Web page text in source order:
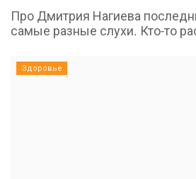
Про Дмитрия Нагиева
самые разные слухи. Кто-то
Здоровье